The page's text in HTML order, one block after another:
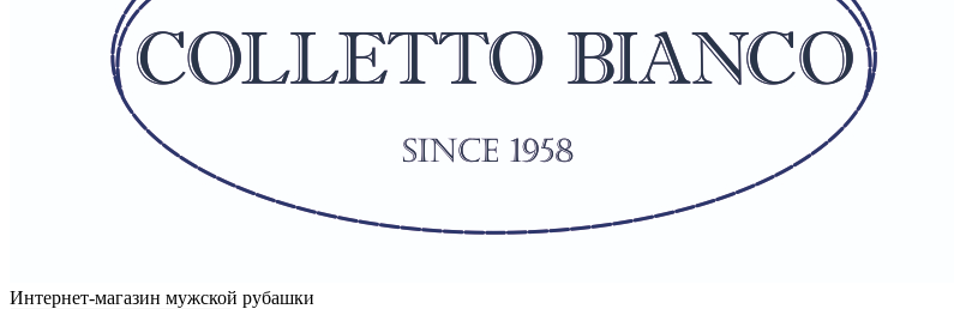
Интернет-магазин мужской рубашки